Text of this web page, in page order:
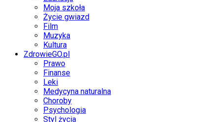
Moja szkoła
Życie gwiazd
Film
Muzyka
Kultura
ZdrowieGO.pl
Prawo
Finanse
Leki
Medycyna naturalna
Choroby
Psychologia
Styl życia